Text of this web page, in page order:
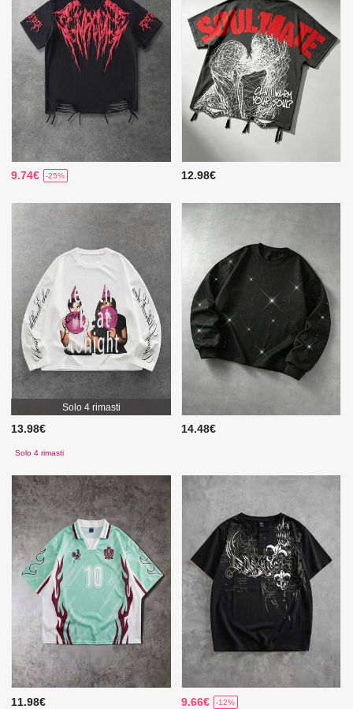
9.74€ -25% 12.98€
Solo 4 rimasti
13.98€
Solo 4 rimasti
14.48€
11.98€ 9.66€ -12%